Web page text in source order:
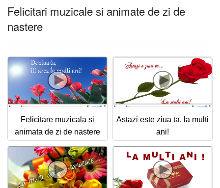
Felicitari muzicale si animate de zi de
nastere
Felicitare muzicala si
animata de zi de nastere
Astazi este ziua ta, la multi
ani!